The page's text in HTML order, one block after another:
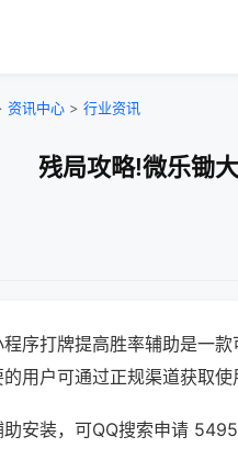
资讯中心 > 行业资讯
残局攻略!微乐锄
程序打牌提高胜率辅助是一
用户可通过正规渠道获取使
助安装，可QQ搜索申请